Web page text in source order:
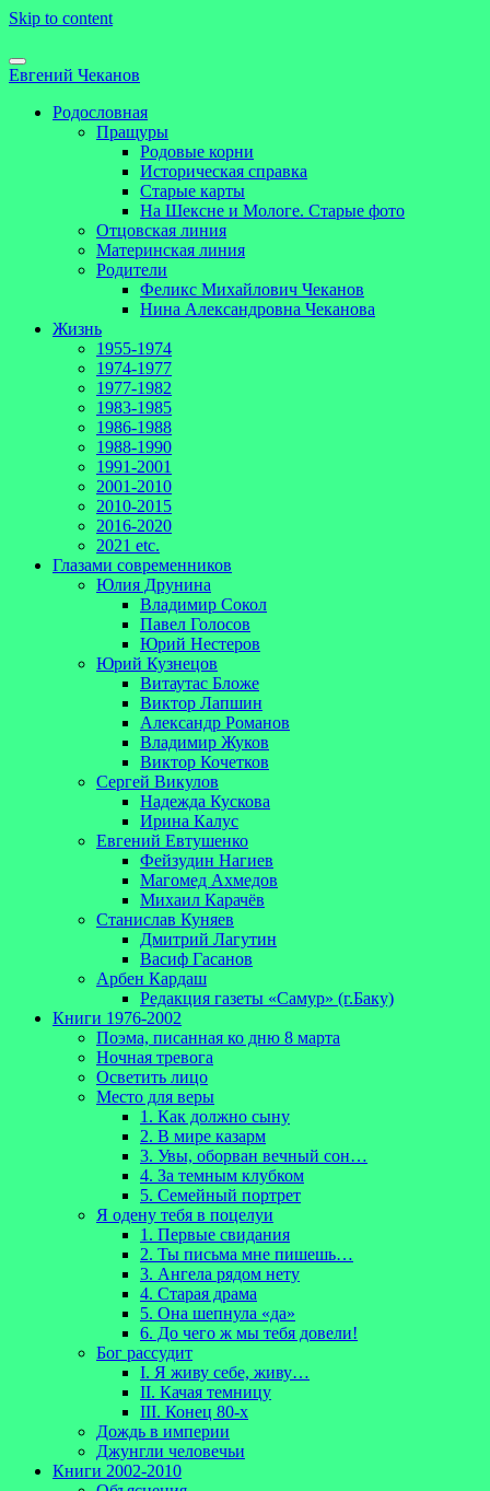
Skip to content
Евгений Чеканов
Родословная
Пращуры
Родовые корни
Историческая справка
Старые карты
На Шексне и Мологе. Старые фото
Отцовская линия
Материнская линия
Родители
Феликс Михайлович Чеканов
Нина Александровна Чеканова
Жизнь
1955-1974
1974-1977
1977-1982
1983-1985
1986-1988
1988-1990
1991-2001
2001-2010
2010-2015
2016-2020
2021 etc.
Глазами современников
Юлия Друнина
Владимир Сокол
Павел Голосов
Юрий Нестеров
Юрий Кузнецов
Витаутас Бложе
Виктор Лапшин
Александр Романов
Владимир Жуков
Виктор Кочетков
Сергей Викулов
Надежда Кускова
Ирина Калус
Евгений Евтушенко
Фейзудин Нагиев
Магомед Ахмедов
Михаил Карачёв
Станислав Куняев
Дмитрий Лагутин
Васиф Гасанов
Арбен Кардаш
Редакция газеты «Самур» (г.Баку)
Книги 1976-2002
Поэма, писанная ко дню 8 марта
Ночная тревога
Осветить лицо
Место для веры
1. Как должно сыну
2. В мире казарм
3. Увы, оборван вечный сон…
4. За темным клубком
5. Семейный портрет
Я одену тебя в поцелуи
1. Первые свидания
2. Ты письма мне пишешь…
3. Ангела рядом нету
4. Старая драма
5. Она шепнула «да»
6. До чего ж мы тебя довели!
Бог рассудит
I. Я живу себе, живу…
II. Качая темницу
III. Конец 80-х
Дождь в империи
Джунгли человечьи
Книги 2002-2010